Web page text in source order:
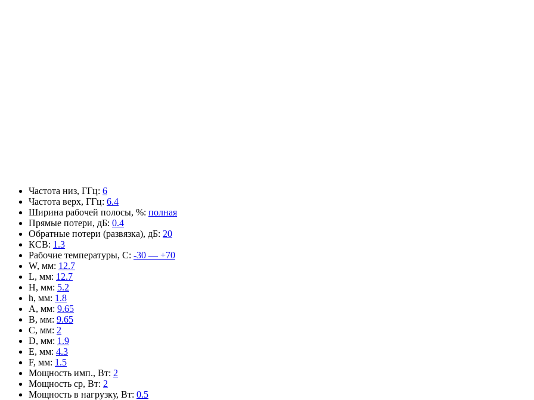
Частота низ, ГГц: 6
Частота верх, ГГц: 6.4
Ширина рабочей полосы, %: полная
Прямые потери, дБ: 0.4
Обратные потери (развязка), дБ: 20
КСВ: 1.3
Рабочие температуры, С: -30 — +70
W, мм: 12.7
L, мм: 12.7
H, мм: 5.2
h, мм: 1.8
A, мм: 9.65
B, мм: 9.65
C, мм: 2
D, мм: 1.9
E, мм: 4.3
F, мм: 1.5
Мощность имп., Вт: 2
Мощность ср, Вт: 2
Мощность в нагрузку, Вт: 0.5